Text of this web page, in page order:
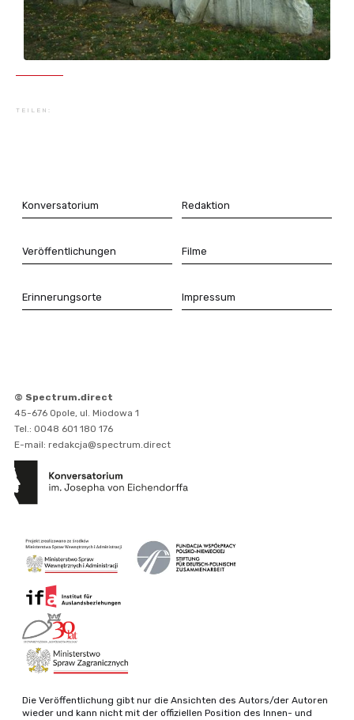
TEILEN:
Konversatorium Redaktion
Veröffentlichungen Filme
Erinnerungsorte Impressum
© Spectrum.direct
45-676 Opole, ul. Miodowa 1
Tel.: 0048 601 180 176
E-mail: redakcja@spectrum.direct
Die Veröffentlichung gibt nur die Ansichten des Autors/der Autoren
wieder und kann nicht mit der offiziellen Position des Innen- und